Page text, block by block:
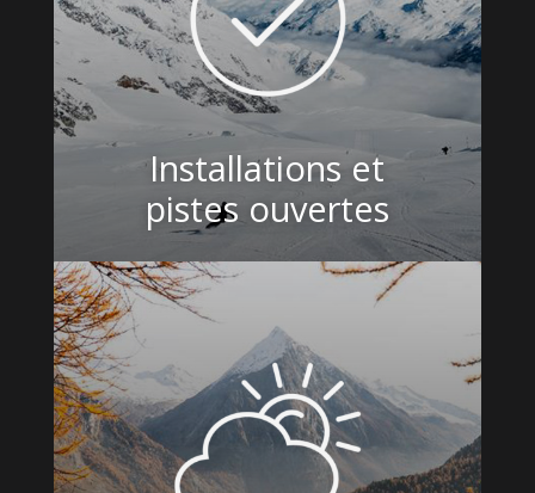
Installations et
pistes ouvertes